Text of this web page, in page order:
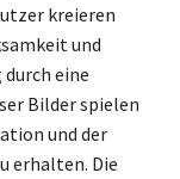
kreieren
und
eine
Bilder spielen
und der
erhalten. Die